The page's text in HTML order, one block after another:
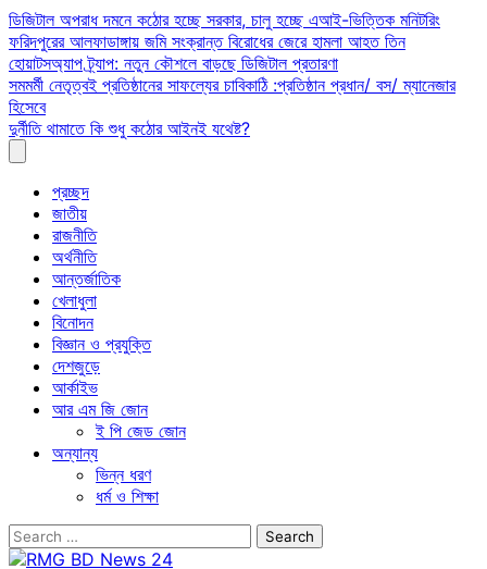
Skip
to
content
ডিজিটাল অপরাধ দমনে কঠোর হচ্ছে সরকার, চালু হচ্ছে এআই-ভিত্তিক মনিটরিং
ফরিদপুরের আলফাডাঙ্গায় জমি সংক্রান্ত বিরোধের জেরে হামলা আহত তিন
হোয়াটসঅ্যাপ ট্র্যাপ: নতুন কৌশলে বাড়ছে ডিজিটাল প্রতারণা
সমমর্মী নেতৃত্বই প্রতিষ্ঠানের সাফল্যের চাবিকাঠি :প্রতিষ্ঠান প্রধান/ বস/ ম্যানেজার
হিসেবে
দুর্নীতি থামাতে কি শুধু কঠোর আইনই যথেষ্ট?
প্রচ্ছদ
জাতীয়
রাজনীতি
অর্থনীতি
আন্তর্জাতিক
খেলাধুলা
বিনোদন
বিজ্ঞান ও প্রযুক্তি
দেশজুড়ে
আর্কাইভ
আর এম জি জোন
ই পি জেড জোন
অন্যান্য
ভিন্ন ধরণ
ধর্ম ও শিক্ষা
Search
for: